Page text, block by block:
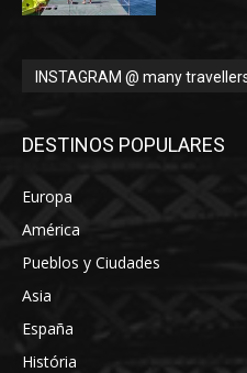
INSTAGRAM @ many
DESTINOS POPULARES
Europa
América
Pueblos y Ciudades
Asia
España
História